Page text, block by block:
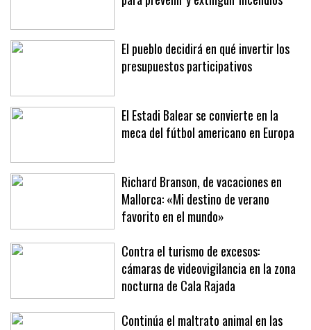
Aprobado un Plan de Emergencias
El pueblo decidirá en qué invertir los
El Estadi Balear se convierte en la
Richard Branson, de vacaciones en
Mallorca: «Mi destino de verano
favorito en el mundo»
Contra el turismo de excesos:
cámaras de videovigilancia en la zona
nocturna de Cala Rajada